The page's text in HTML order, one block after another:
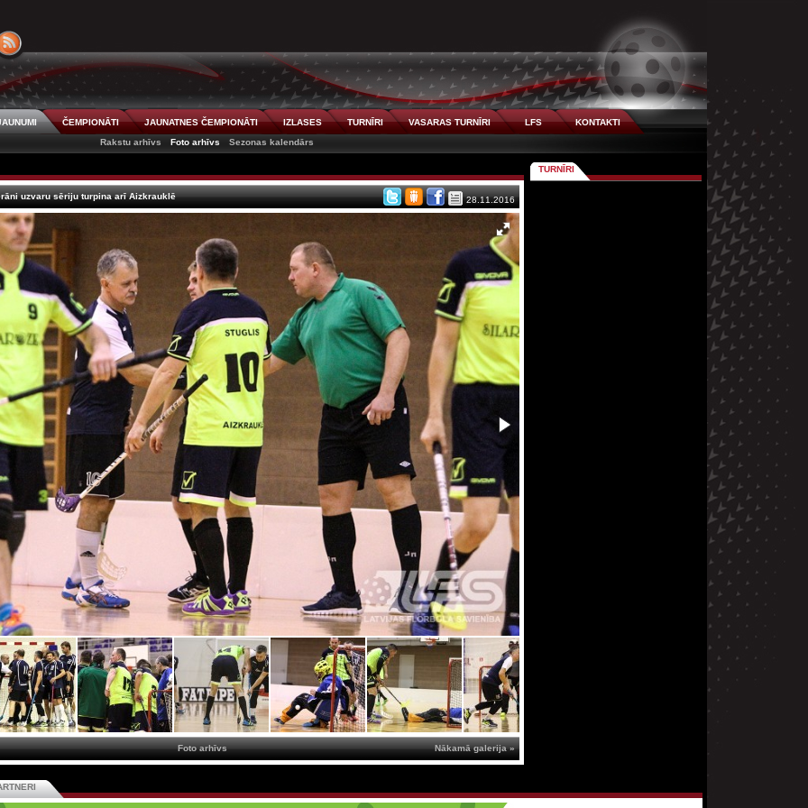
ČEMPIONĀTI JAUNATNES ČEMPIONĀTI IZLASES TURNĪRI VASARAS TURNĪRI LFS
KONTAKTI
Rakstu arhīvs
Foto arhīvs Sezonas kalendārs
uzvaru sēriju turpina arī Aizkrauklē 28.11.2016
Nākamā galerija »
Foto arhīvs
TURNĪRI